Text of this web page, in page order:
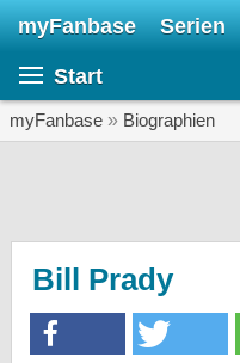
myFanbase Serien
Start
myFanbase » Biographien
Bill Prady